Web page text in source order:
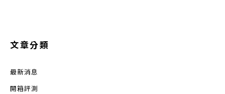
文章分類
最新消息
開箱評測